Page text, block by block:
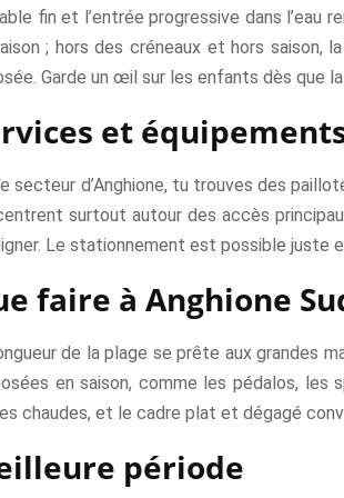
fin et l’entrée progressive dans l’eau
; hors des créneaux et hors
Garde un œil sur les enfants dès que
et
secteur d’Anghione, tu trouves des
surtout autour des accès
Le stationnement est possible juste
faire à Anghione
de la plage se prête aux grandes
en saison, comme les pédalos, les
chaudes, et le cadre plat et dégagé
période